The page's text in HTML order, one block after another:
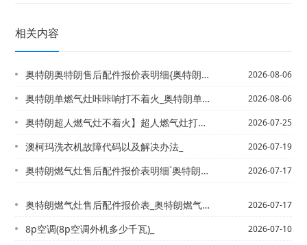
相关内容
奥特朗奥特朗售后配件报价表明细{奥特朗官方售后维修中心最新的报价 2026-08-06
奥特朗单燃气灶咔咔响打不着火_奥特朗单燃气灶怎么打不着火 2026-08-06
奥特朗超人燃气灶不着火】超人燃气灶打不着火也不响 2026-07-25
澳柯玛洗衣机故障代码以及解决办法_ 2026-07-19
奥特朗燃气灶售后配件报价表明细`奥特朗燃气灶售后配件报价表明细图片是多少 2026-07-17
奥特朗燃气灶售后配件报价表_奥特朗燃气灶售后配件报价表图片2027年 2026-07-17
8p空调(8p空调外机多少千瓦)_ 2026-07-10